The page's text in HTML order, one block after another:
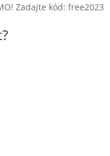
Zadajte kód: free2023